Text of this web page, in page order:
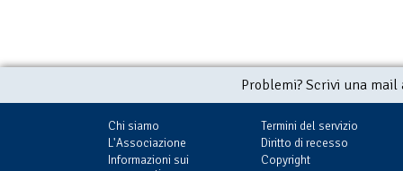
Problemi? Scrivi una
Chi siamo
L'Associazione
Informazioni sui
Termini del servizio
Diritto di recesso
Copyright